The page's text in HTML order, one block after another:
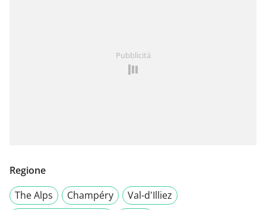
Pubblicità
Regione
The Alps
Champéry
Val-d'Illiez